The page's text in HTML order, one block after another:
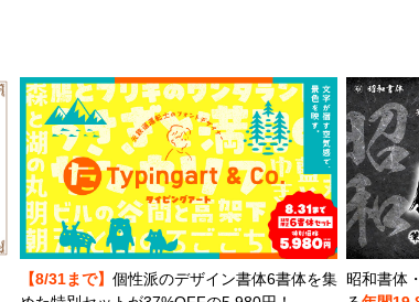
【8/31まで】 個性派のデザイン書体6書体を集 昭和書体